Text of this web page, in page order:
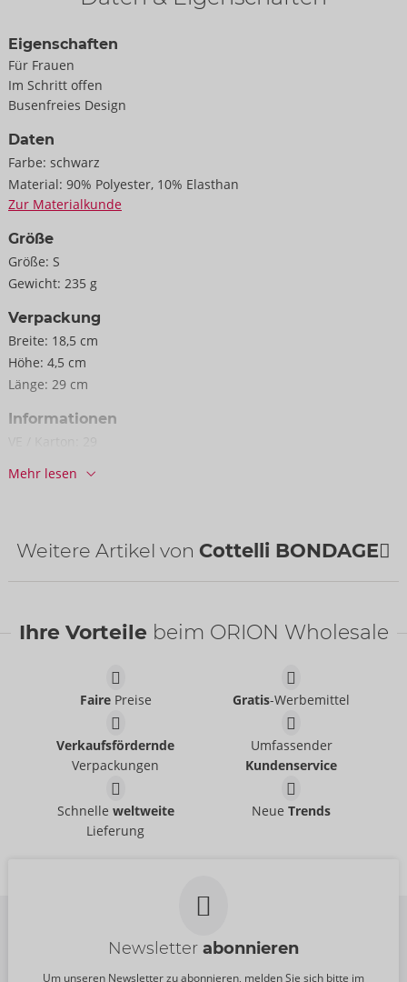
verstellbaren Klettverschlüssen schnell an- und abgelegt.
90% Polyester, 10% Elasthan.
Eigenschaften
Für Frauen
Im Schritt offen
Busenfreies Design
Daten
Farbe: schwarz
Material: 90% Polyester, 10% Elasthan
Zur Materialkunde
Größe
Größe: S
Gewicht: 235 g
Verpackung
Breite: 18,5 cm
Höhe: 4,5 cm
Länge: 29 cm
Informationen
Verfügbarkeit
nächste Lieferung:37/2026
Mehr lesen
Weitere Artikel von Cottelli BONDAGE
Cottelli BONDAGE - ORION Brand
26332721021
Cottelli BONDAGE- ORION Brand
Ihre Vorteile beim ORION Wholesale
FairePreise Gratis-Werbemittel
Verkaufsfördernde
Verpackungen
Umfassender
Kundenservice
Schnelle weltweite
Lieferung
NeueTrends
Newsletter abonnieren
Um unseren Newsletter zu abonnieren, melden Sie sich bitte im